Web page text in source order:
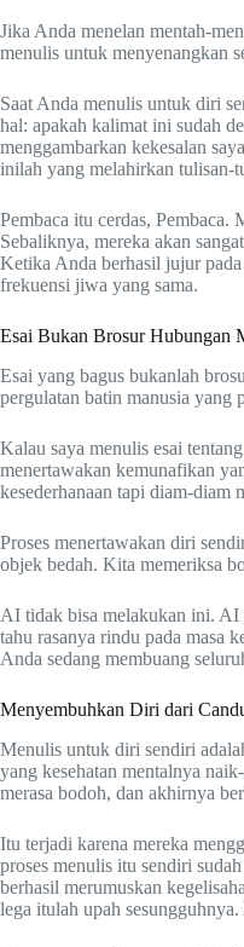
Jika Anda menelan mentah-
menulis untuk menyenangkan
Saat Anda menulis untuk diri
hal: apakah kalimat ini sudah
menggambarkan kekesalan
inilah yang melahirkan tulisan-
Pembaca itu cerdas, Pembaca.
Sebaliknya, mereka akan
Ketika Anda berhasil jujur
frekuensi jiwa yang sama.
Esai Bukan Brosur Hubungan
Esai yang bagus bukanlah
pergulatan batin manusia yang
Kalau saya menulis esai
menertawakan kemunafikan
kesederhanaan tapi diam-diam
Proses menertawakan diri
objek bedah. Kita memeriksa
AI tidak bisa melakukan ini. AI
tahu rasanya rindu pada masa
Anda sedang membuang
Menyembuhkan Diri dari
Menulis untuk diri sendiri
yang kesehatan mentalnya
merasa bodoh, dan akhirnya
Itu terjadi karena mereka
proses menulis itu sendiri
berhasil merumuskan
lega itulah upah